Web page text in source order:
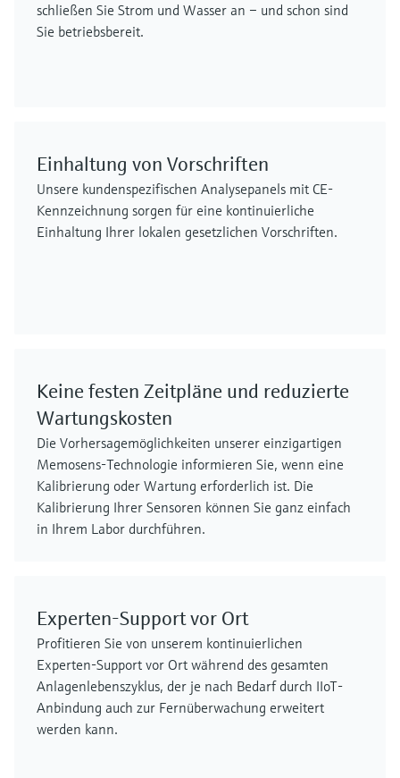
schließen Sie Strom und Wasser an – und schon sind
Sie betriebsbereit.
Einhaltung von Vorschriften
Unsere kundenspezifischen Analysepanels mit CE-
Kennzeichnung sorgen für eine kontinuierliche
Einhaltung Ihrer lokalen gesetzlichen Vorschriften.
Keine festen Zeitpläne und reduzierte
Wartungskosten
Die Vorhersagemöglichkeiten unserer einzigartigen
Memosens-Technologie informieren Sie, wenn eine
Kalibrierung oder Wartung erforderlich ist. Die
Kalibrierung Ihrer Sensoren können Sie ganz einfach
in Ihrem Labor durchführen.
Experten-Support vor Ort
Profitieren Sie von unserem kontinuierlichen
Experten-Support vor Ort während des gesamten
Anlagenlebenszyklus, der je nach Bedarf durch IIoT-
Anbindung auch zur Fernüberwachung erweitert
werden kann.